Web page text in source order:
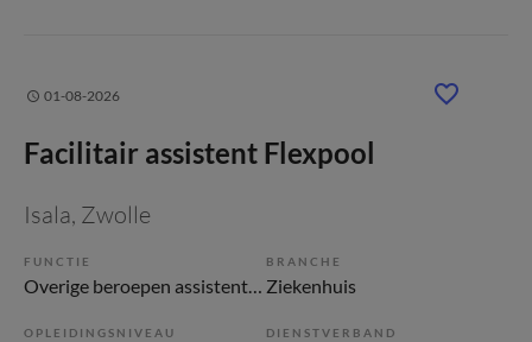
01-08-2026
Facilitair assistent Flexpool
Isala, Zwolle
FUNCTIE
Overige beroepen assistenten
BRANCHE
Ziekenhuis
OPLEIDINGSNIVEAU DIENSTVERBAND